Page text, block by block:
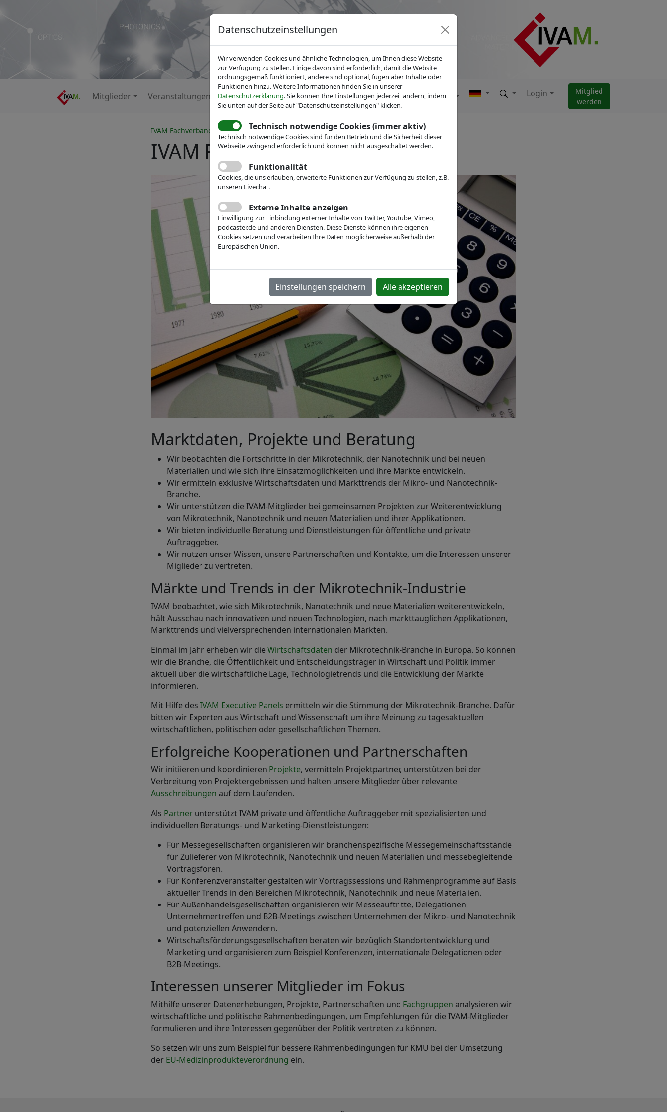
Mitglieder Veranstaltungen News Dienstleistungen Fachgruppen Über IVAM Login
Mitglied
werden
IVAM Fachverband für Mikrotechnik
IVAM Research
Marktdaten, Projekte und Beratung
Wir beobachten die Fortschritte in der Mikrotechnik, der Nanotechnik und bei neuen
Materialien und wie sich ihre Einsatzmöglichkeiten und ihre Märkte entwickeln.
Wir ermitteln exklusive Wirtschaftsdaten und Markttrends der Mikro- und Nanotechnik-
Branche.
Wir unterstützen die IVAM-Mitglieder bei gemeinsamen Projekten zur Weiterentwicklung
von Mikrotechnik, Nanotechnik und neuen Materialien und ihrer Applikationen.
Wir bieten individuelle Beratung und Dienstleistungen für öffentliche und private
Auftraggeber.
Wir nutzen unser Wissen, unsere Partnerschaften und Kontakte, um die Interessen unserer
Miglieder zu vertreten.
Märkte und Trends in der Mikrotechnik-Industrie
IVAM beobachtet, wie sich Mikrotechnik, Nanotechnik und neue Materialien weiterentwickeln,
hält Ausschau nach innovativen und neuen Technologien, nach markttauglichen Applikationen,
Markttrends und vielversprechenden internationalen Märkten.
Einmal im Jahr erheben wir die Wirtschaftsdaten der Mikrotechnik-Branche in Europa. So können
wir die Branche, die Öffentlichkeit und Entscheidungsträger in Wirtschaft und Politik immer
aktuell über die wirtschaftliche Lage, Technologietrends und die Entwicklung der Märkte
informieren.
Mit Hilfe des IVAM Executive Panels ermitteln wir die Stimmung der Mikrotechnik-Branche. Dafür
bitten wir Experten aus Wirtschaft und Wissenschaft um ihre Meinung zu tagesaktuellen
wirtschaftlichen, politischen oder gesellschaftlichen Themen.
Erfolgreiche Kooperationen und Partnerschaften
Wir initiieren und koordinieren Projekte, vermitteln Projektpartner, unterstützen bei der
Verbreitung von Projektergebnissen und halten unsere Mitglieder über relevante
Ausschreibungen auf dem Laufenden.
Als Partner unterstützt IVAM private und öffentliche Auftraggeber mit spezialisierten und
individuellen Beratungs- und Marketing-Dienstleistungen:
Für Messegesellschaften organisieren wir branchenspezifische Messegemeinschaftsstände
für Zulieferer von Mikrotechnik, Nanotechnik und neuen Materialien und messebegleitende
Vortragsforen.
Für Konferenzveranstalter gestalten wir Vortragssessions und Rahmenprogramme auf Basis
aktueller Trends in den Bereichen Mikrotechnik, Nanotechnik und neue Materialien.
Für Außenhandelsgesellschaften organisieren wir Messeauftritte, Delegationen,
Unternehmertreffen und B2B-Meetings zwischen Unternehmen der Mikro- und Nanotechnik
und potenziellen Anwendern.
Wirtschaftsförderungsgesellschaften beraten wir bezüglich Standortentwicklung und
Marketing und organisieren zum Beispiel Konferenzen, internationale Delegationen oder
B2B-Meetings.
Interessen unserer Mitglieder im Fokus
Mithilfe unserer Datenerhebungen, Projekte, Partnerschaften und Fachgruppen analysieren wir
wirtschaftliche und politische Rahmenbedingungen, um Empfehlungen für die IVAM-Mitglieder
formulieren und ihre Interessen gegenüber der Politik vertreten zu können.
So setzen wir uns zum Beispiel für bessere Rahmenbedingungen für KMU bei der Umsetzung
der EU-Medizinprodukteverordnung ein.
Datenschutzeinstellungen
Wir verwenden Cookies und ähnliche Technologien, um Ihnen diese Website
zur Verfügung zu stellen. Einige davon sind erforderlich, damit die Website
ordnungsgemäß funktioniert, andere sind optional, fügen aber Inhalte oder
Funktionen hinzu. Weitere Informationen finden Sie in unserer
Datenschutzerklärung. Sie können Ihre Einstellungen jederzeit ändern, indem
Sie unten auf der Seite auf "Datenschutzeinstellungen" klicken.
Technisch notwendige Cookies (immer aktiv)
Technisch notwendige Cookies sind für den Betrieb und die Sicherheit dieser
Webseite zwingend erforderlich und können nicht ausgeschaltet werden.
Funktionalität
Cookies, die uns erlauben, erweiterte Funktionen zur Verfügung zu stellen, z.B.
unseren Livechat.
Externe Inhalte anzeigen
Einwilligung zur Einbindung externer Inhalte von Twitter, Youtube, Vimeo,
podcaster.de und anderen Diensten. Diese Dienste können ihre eigenen
Cookies setzen und verarbeiten Ihre Daten möglicherweise außerhalb der
Europäischen Union.
Einstellungen speichern Alle akzeptieren